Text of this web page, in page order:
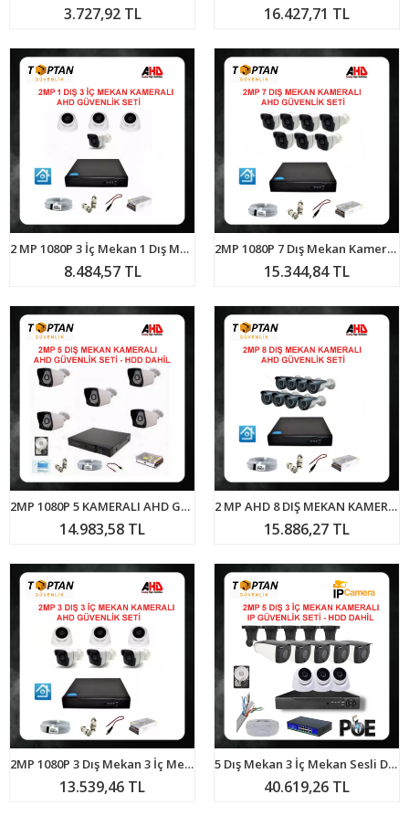
3.727,92 TL 16.427,71 TL
2 MP 1080P 3 İç Mekan 1 Dış Mekan Kameralı Ahd Güvenlik Seti ARNA-7204
8.484,57 TL
2MP 1080P 7 Dış Mekan Kameralı Ahd Güvenlik Seti ARNA-7147
15.344,84 TL
2MP 1080P 5 KAMERALI AHD GÜVENLİK SETİ 500 GB HARDDİSK DAHİL ARNA-7325
14.983,58 TL
2 MP AHD 8 DIŞ MEKAN KAMERALI GÜVENLİK SETİ ARNA-7128
15.886,27 TL
2MP 1080P 3 Dış Mekan 3 İç Mekan Kameralı Ahd Güvenlik Seti ARNA-7233
13.539,46 TL
5 Dış Mekan 3 İç Mekan Sesli Dome Kameralı 2 TB HDD DAHİL Ip POE Güvenlik Kamerası Sistemi ARNA-8368
40.619,26 TL